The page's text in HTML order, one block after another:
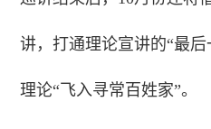
讲，打通理论宣讲的“最
理论“飞入寻常百姓家”。